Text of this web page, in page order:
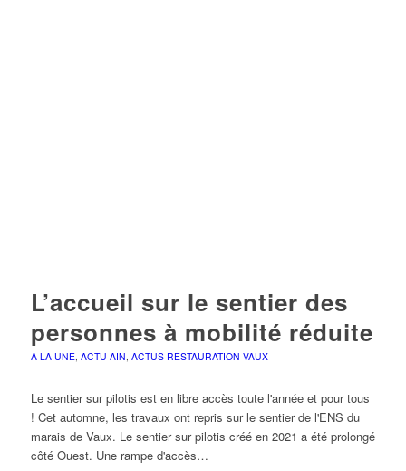
L’accueil sur le sentier des
personnes à mobilité réduite
A LA UNE, ACTU AIN ACTUS RESTAURATION VAUX
Le sentier sur pilotis est en libre accès toute l'année et pour tous
! Cet automne, les travaux ont repris sur le sentier de l'ENS du
marais de Vaux. Le sentier sur pilotis créé en 2021 a été prolongé
côté Ouest. Une rampe d'accès…